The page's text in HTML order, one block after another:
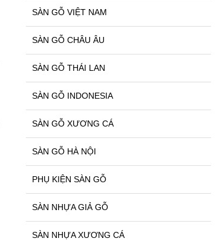
SÀN GỖ VIỆT NAM
SÀN GỖ CHÂU ÂU
SÀN GỖ THÁI LAN
SÀN GỖ INDONESIA
SÀN GỖ XƯƠNG CÁ
SÀN GỖ HÀ NỘI
PHỤ KIỆN SÀN GỖ
SÀN NHỰA GIẢ GỖ
SÀN NHỰA XƯƠNG CÁ